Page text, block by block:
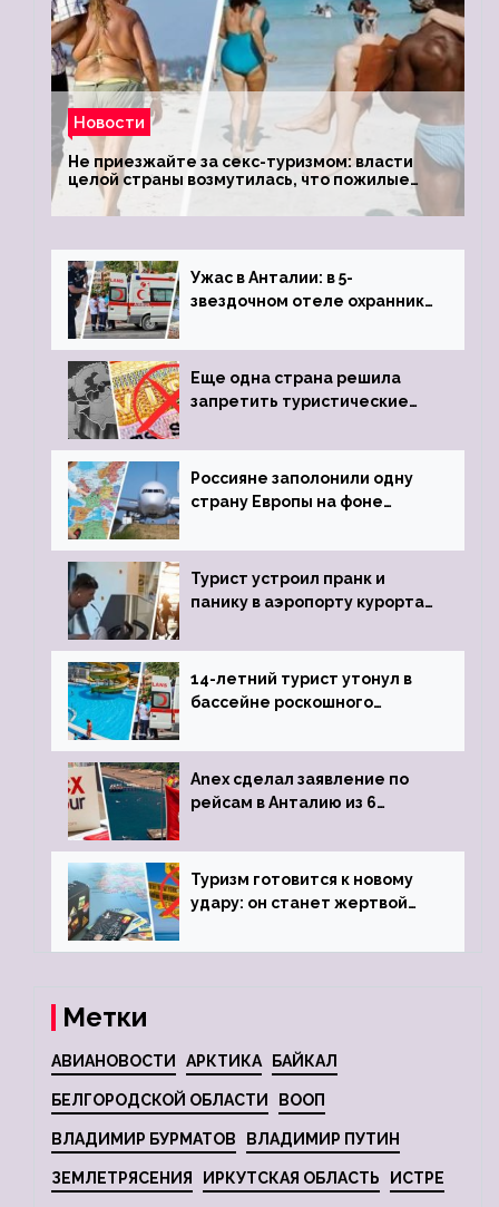
Новости
Не приезжайте за секс-туризмом: власти
целой страны возмутилась, что пожилые
туристки массово едут к ним, чтобы
обзавестись молодыми любовниками
Ужас в Анталии: в 5-
звездочном отеле охранник
пистолета
Еще одна страна решила
запретить туристические
Россияне заполонили одну
страну Европы на фоне
виз
Турист устроил пранк и
панику в аэропорту курорта,
задержке рейса
14-летний турист утонул в
бассейне роскошного
Anex сделал заявление по
рейсам в Анталию из 6
Туризм готовится к новому
удару: он станет жертвой
Метки
АВИАНОВОСТИ АРКТИКА БАЙКАЛ
БЕЛГОРОДСКОЙ ОБЛАСТИ ВООП
ВЛАДИМИР БУРМАТОВ ВЛАДИМИР ПУТИН
ЗЕМЛЕТРЯСЕНИЯ ИРКУТСКАЯ ОБЛАСТЬ ИСТРЕ